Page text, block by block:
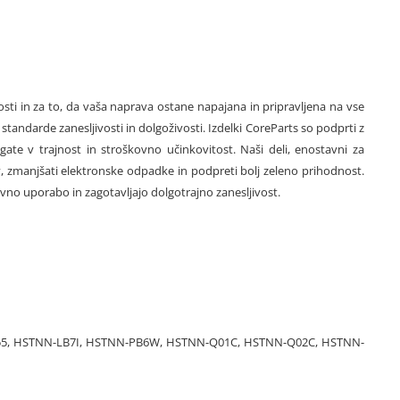
in za to, da vaša naprava ostane napajana in pripravljena na vse
zanesljivosti in dolgoživosti. Izdelki CoreParts so podprti z
v trajnost in stroškovno učinkovitost. Naši deli, enostavni za
elektronske odpadke in podpreti bolj zeleno prihodnost.
uporabo in zagotavljajo dolgotrajno zanesljivost.
HSTNN-LB7I, HSTNN-PB6W, HSTNN-Q01C, HSTNN-Q02C, HSTNN-